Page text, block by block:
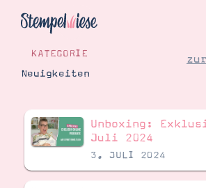
Hier Starten
Katalog
Bestellen
KATEGORIE
Neuigkeiten
Unboxing:
Juli 2024
3. JULI 2024